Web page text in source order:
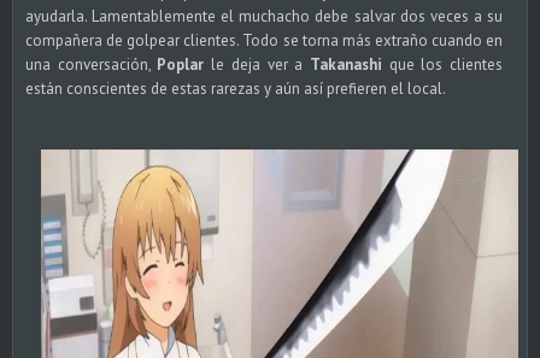
ayudarla. Lamentablemente el muchacho debe salvar dos veces a su
compañera de golpear clientes. Todo se torna más extraño cuando en
una conversación, Poplar le deja ver a Takanashi que los clientes
están conscientes de estas rarezas y aún así prefieren el local.